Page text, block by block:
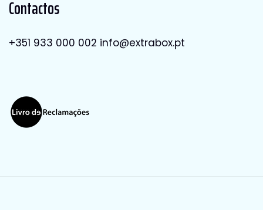
Contactos
+351 933 000 002 info@extrabox.pt